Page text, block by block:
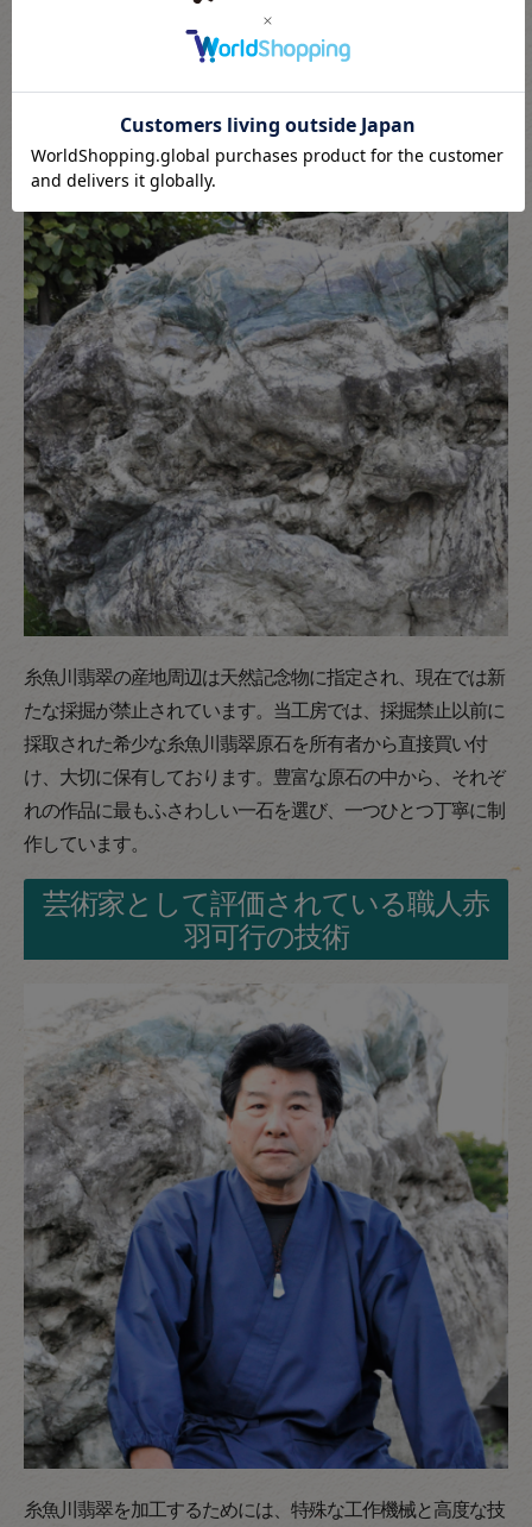
糸魚川翡翠の産地周辺は天然記念物に指定され、現在では新
たな採掘が禁止されています。当工房では、採掘禁止以前に
採取された希少な糸魚川翡翠原石を所有者から直接買い付
け、大切に保有しております。豊富な原石の中から、それぞ
れの作品に最もふさわしい一石を選び、一つひとつ丁寧に制
作しています。
芸術家として評価されている職人赤
羽可行の技術
糸魚川翡翠を加工するためには、特殊な工作機械と高度な技